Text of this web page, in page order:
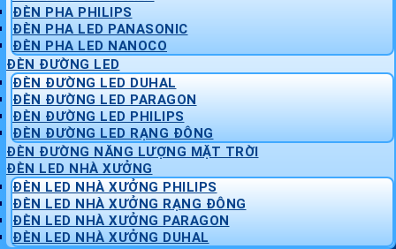
ĐÈN PHA PHILIPS
ĐÈN PHA LED PANASONIC
ĐÈN PHA LED NANOCO
ĐÈN ĐƯỜNG LED
ĐÈN ĐƯỜNG LED DUHAL
ĐÈN ĐƯỜNG LED PARAGON
ĐÈN ĐƯỜNG LED PHILIPS
ĐÈN ĐƯỜNG LED RẠNG ĐÔNG
ĐÈN ĐƯỜNG NĂNG LƯỢNG MẶT TRỜI
ĐÈN LED NHÀ XƯỞNG
ĐÈN LED NHÀ XƯỞNG PHILIPS
ĐÈN LED NHÀ XƯỞNG RẠNG ĐÔNG
ĐÈN LED NHÀ XƯỞNG PARAGON
ĐÈN LED NHÀ XƯỞNG DUHAL